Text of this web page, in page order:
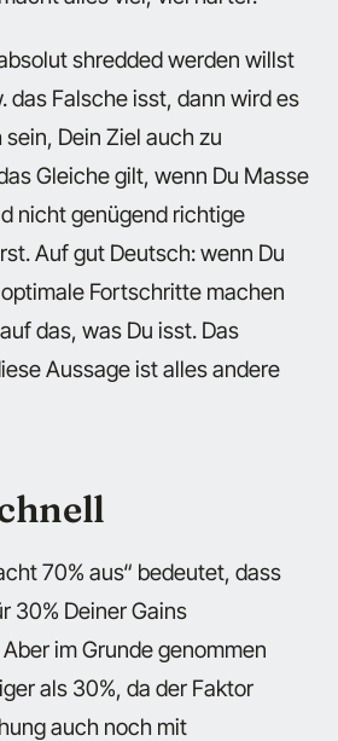
shredded werden willst
das Falsche isst, dann wird es
Dein Ziel auch zu
Gleiche gilt, wenn Du Masse
nicht genügend richtige
Auf gut Deutsch: wenn Du
Fortschritte machen
das, was Du isst. Das
Aussage ist alles andere
70% aus“ bedeutet, dass
30% Deiner Gains
im Grunde genommen
als 30%, da der Faktor
auch noch mit